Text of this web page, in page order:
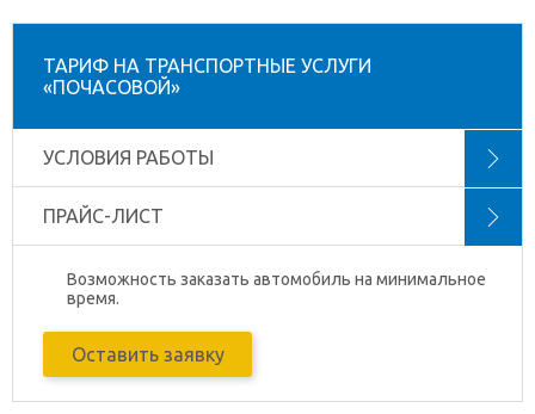
ТАРИФ НА ТРАНСПОРТНЫЕ УСЛУГИ
«ПОЧАСОВОЙ»
УСЛОВИЯ РАБОТЫ
ПРАЙС-ЛИСТ
Возможность заказать автомобиль на минимальное
время.
Оставить заявку